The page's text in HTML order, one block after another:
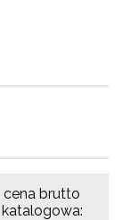
cena brutto
katalogowa: